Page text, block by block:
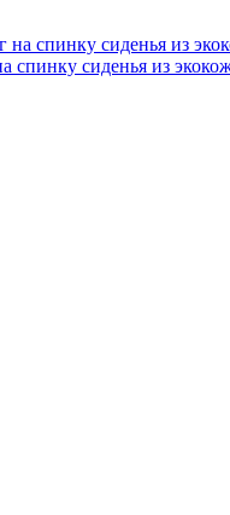
спинку сиденья из